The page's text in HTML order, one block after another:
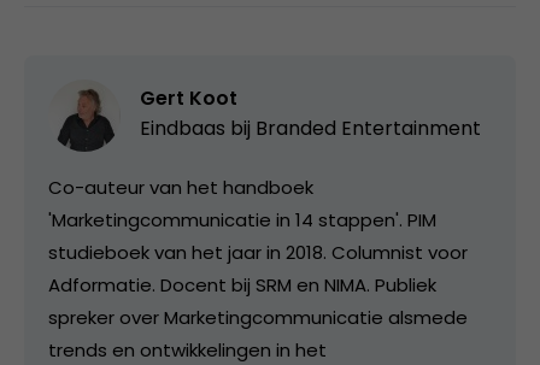
Gert Koot
Eindbaas bij Branded Entertainment
Co-auteur van het handboek
'Marketingcommunicatie in 14 stappen'. PIM
studieboek van het jaar in 2018. Columnist voor
Adformatie. Docent bij SRM en NIMA. Publiek
spreker over Marketingcommunicatie alsmede
trends en ontwikkelingen in het